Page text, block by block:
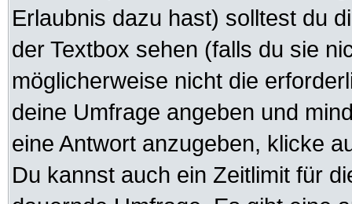
Erlaubnis dazu hast) solltest du
der Textbox sehen (falls du sie
möglicherweise nicht die
deine Umfrage angeben und
eine Antwort anzugeben, klicke
Du kannst auch ein Zeitlimit für